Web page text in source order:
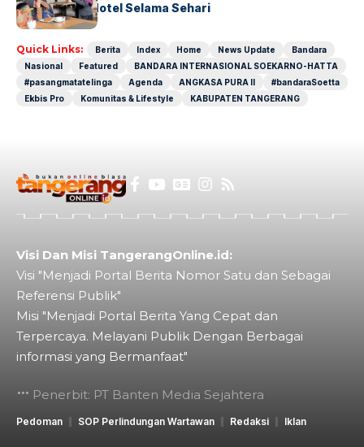
Operasional Hotel Selama Sehari
Quick Links: Berita Index Home News Update
Bandara
Nasional
Featured
BANDARA INTERNASIONAL SOEKARNO-HATTA
#pasangmatatelinga
Agenda ANGKASA PURA II
#bandaraSoetta
Ekbis Pro
Komunitas & Lifestyle KABUPATEN TANGERANG
Visi Dan Misi TangerangOnline.id:
Visi "Menjadi Portal Berita Nomor Satu dan Sebagai
Referensi Publik"
Misi "Menjadi Portal Berita Yang Cepat dan
Terpercaya. Melayani Publik Dengan Berbagai
informasi yang Bermanfaat"
Penerbit: PT Banten Media Sejahtera
Pedoman SOP Perlindungan Wartawan Redaksi Iklan